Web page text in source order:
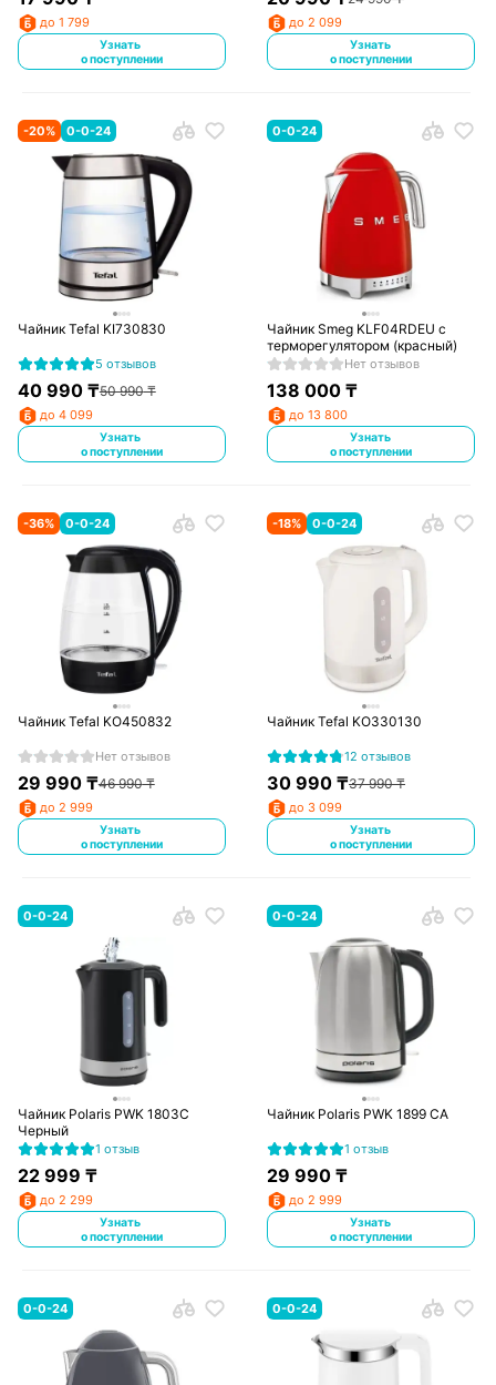
до 1 799
Узнать
о поступлении
до 2 099
Узнать
о поступлении
-20% 0-0-24
Чайник Tefal KI730830
5 отзывов
40 990₸50 990₸
до 4 099
Узнать
о поступлении
0-0-24
Чайник Smeg KLF04RDEU с
терморегулятором (красный)
Нет отзывов
138 000 ₸
до 13 800
Узнать
о поступлении
-36% 0-0-24
Чайник Tefal KO450832
Нет отзывов
29 990₸46 990₸
до 2 999
Узнать
о поступлении
-18% 0-0-24
Чайник Tefal KO330130
12 отзывов
30 990 ₸37 990₸
до 3 099
Узнать
о поступлении
0-0-24
Чайник Polaris PWK 1803C
Черный
1 отзыв
22 999 ₸
до 2 299
Узнать
о поступлении
0-0-24
Чайник Polaris PWK 1899 CA
1 отзыв
29 990 ₸
до 2 999
Узнать
о поступлении
0-0-24 0-0-24